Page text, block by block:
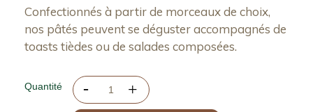
Confectionnés à partir de morceaux de choix,
nos pâtés peuvent se déguster accompagnés de
toasts tièdes ou de salades composées.
Quantité